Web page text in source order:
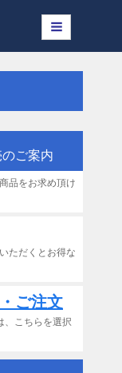
ご案内
品をお求め頂け
ただくとお得な
ご注文
、こちらを選択